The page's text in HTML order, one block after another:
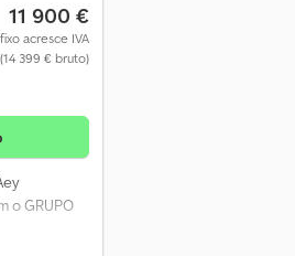
11 900 €
acresce IVA
(14 399 € bruto)
o GRUPO